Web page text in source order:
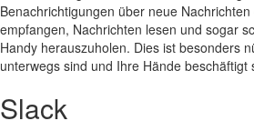
Benachrichtigungen über neue
empfangen, Nachrichten lesen und sogar
Handy herauszuholen. Dies ist besonders
unterwegs sind und Ihre Hände beschäftigt
Slack